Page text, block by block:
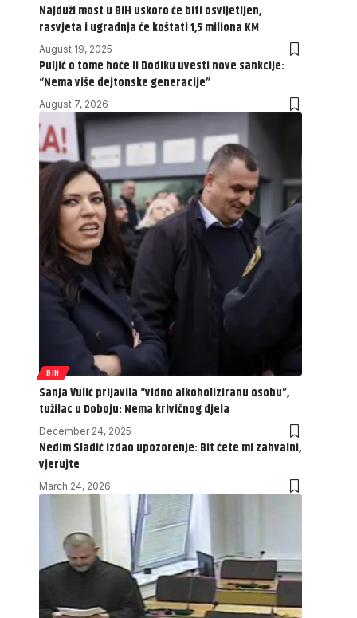
Najduži most u BiH uskoro će biti osvijetljen,
rasvjeta i ugradnja će koštati 1,5 miliona KM
August 19, 2025
Puljić o tome hoće li Dodiku uvesti nove sankcije:
“Nema više dejtonske generacije”
August 7, 2026
BIH
Sanja Vulić prijavila “vidno alkoholiziranu osobu”,
tužilac u Doboju: Nema krivičnog djela
December 24, 2025
Nedim Sladić izdao upozorenje: Bit ćete mi zahvalni,
vjerujte
March 24, 2026